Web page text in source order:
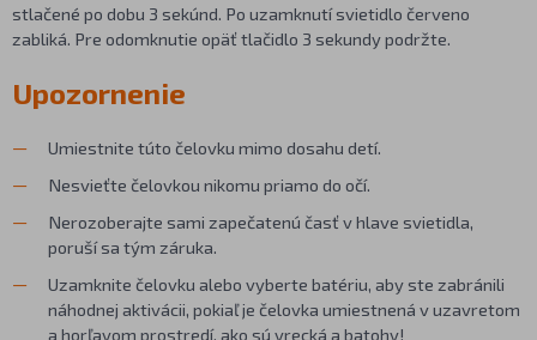
stlačené po dobu 3 sekúnd. Po uzamknutí svietidlo červeno
zabliká. Pre odomknutie opäť tlačidlo 3 sekundy podržte.
Upozornenie
Umiestnite túto čelovku mimo dosahu detí.
Nesvieťte čelovkou nikomu priamo do očí.
Nerozoberajte sami zapečatenú časť v hlave svietidla,
poruší sa tým záruka.
Uzamknite čelovku alebo vyberte batériu, aby ste zabránili
náhodnej aktivácii, pokiaľ je čelovka umiestnená v uzavretom
a horľavom prostredí, ako sú vrecká a batohy!